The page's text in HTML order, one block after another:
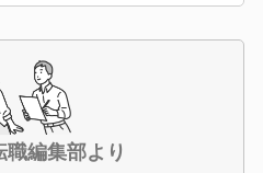
職編集部より